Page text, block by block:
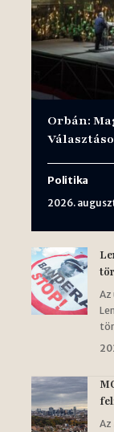
Orbán:
Politika
2026.
Az
Az